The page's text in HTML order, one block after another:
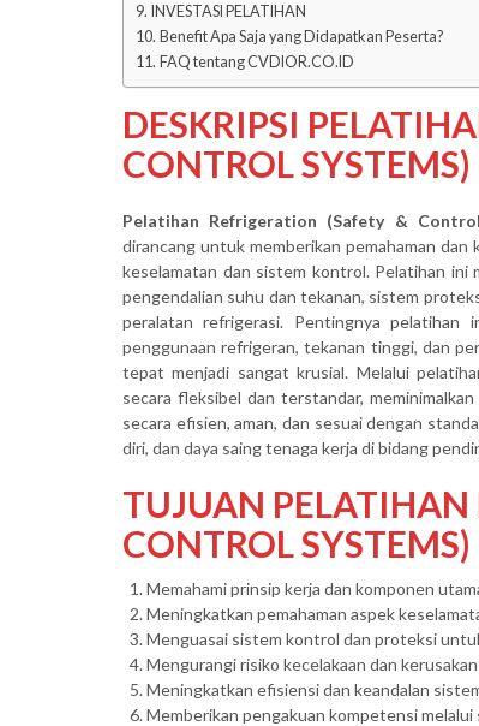
INVESTASI PELATIHAN
Benefit Apa Saja yang Didapatkan Peserta?
FAQ tentang CVDIOR.CO.ID
DESKRIPSI
CONTROL
Pelatihan Refrigeration (Safety &
dirancang untuk memberikan pemahaman
keselamatan dan sistem kontrol. Pelatihan ini
pengendalian suhu dan tekanan, sistem
peralatan refrigerasi. Pentingnya
penggunaan refrigeran, tekanan tinggi, dan
tepat menjadi sangat krusial. Melalui
secara fleksibel dan terstandar,
secara efisien, aman, dan sesuai dengan
diri, dan daya saing tenaga kerja di bidang
TUJUAN PELATIHAN
CONTROL
Memahami prinsip kerja dan komponen
Meningkatkan pemahaman aspek
Menguasai sistem kontrol dan proteksi
Mengurangi risiko kecelakaan dan
Meningkatkan efisiensi dan keandalan
Memberikan pengakuan kompetensi